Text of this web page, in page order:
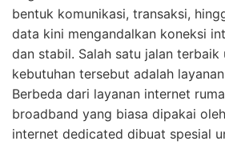
bentuk komunikasi, transaksi,
data kini mengandalkan koneksi
dan stabil. Salah satu jalan terbaik
kebutuhan tersebut adalah
Berbeda dari layanan internet
broadband yang biasa dipakai
internet dedicated dibuat spesial